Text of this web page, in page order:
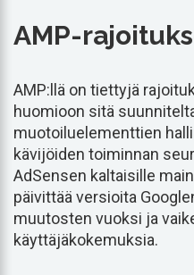
AMP-
AMP:llä on tiettyjä
huomioon sitä
muotoiluelementtien
kävijöiden toiminnan
AdSensen kaltaisille
päivittää versioita
muutosten vuoksi ja
käyttäjäkokemuksia.